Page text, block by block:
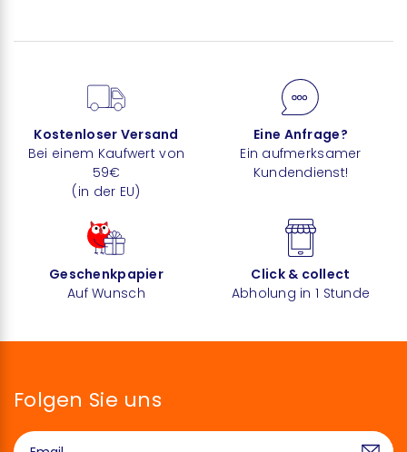
Kostenloser Versand
Bei einem Kaufwert von
59€
(in der EU)
Eine Anfrage?
Ein aufmerksamer
Kundendienst!
Geschenkpapier
Auf Wunsch
Click & collect
Abholung in 1 Stunde
Folgen Sie uns